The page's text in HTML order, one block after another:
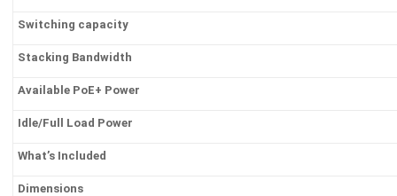
Switching capacity
Stacking Bandwidth
Available PoE+ Power
Idle/Full Load Power
What’s Included
Dimensions